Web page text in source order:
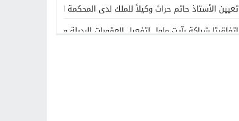
تعيين الأستاذ حاتم حراث وكيلاً للملك لدى المحكمة الابتدائية بفاس
اتفاقيتا شراكة بآيت ملول لتفعيل العقوبات البديلة وتعزيز إعادة الإدماج